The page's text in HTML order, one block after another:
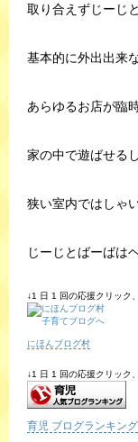
取り合えずじーじ
基本的に外出出来
あらゆるお店が臨
家の中で遊ばせる
狭い室内ではしゃ
じーじとばーばは
↓1 日 1 回の応援クリック
にほんブログ村
↓1 日 1 回の応援クリック
育児 ブログランキング